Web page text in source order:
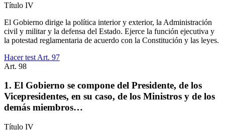
Título IV
El Gobierno dirige la política interior y exterior, la Administración
civil y militar y la defensa del Estado. Ejerce la función ejecutiva y
la potestad reglamentaria de acuerdo con la Constitución y las leyes.
Hacer test Art. 97
Art. 98
1. El Gobierno se compone del Presidente, de los
Vicepresidentes, en su caso, de los Ministros y de los
demás miembros…
Título IV